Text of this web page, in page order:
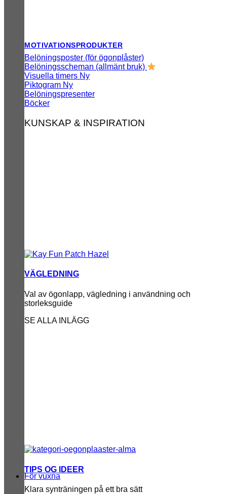
MOTIVATIONSPRODUKTER
Belöningsposter (för ögonplåster)
Belöningsscheman (allmänt bruk)
Visuella timers
Piktogram
Belöningspresenter
Böcker
KUNSKAP & INSPIRATION
VÄGLEDNING
Val av ögonlapp, vägledning i användning och
storleksguide
SE ALLA INLÄGG
TIPS OG IDEER
Klara synträningen på ett bra sätt
För vuxna